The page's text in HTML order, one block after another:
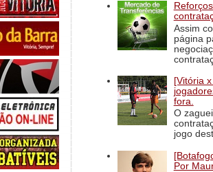
Assim
página
[Vitória
fora.
O
jogo
Por